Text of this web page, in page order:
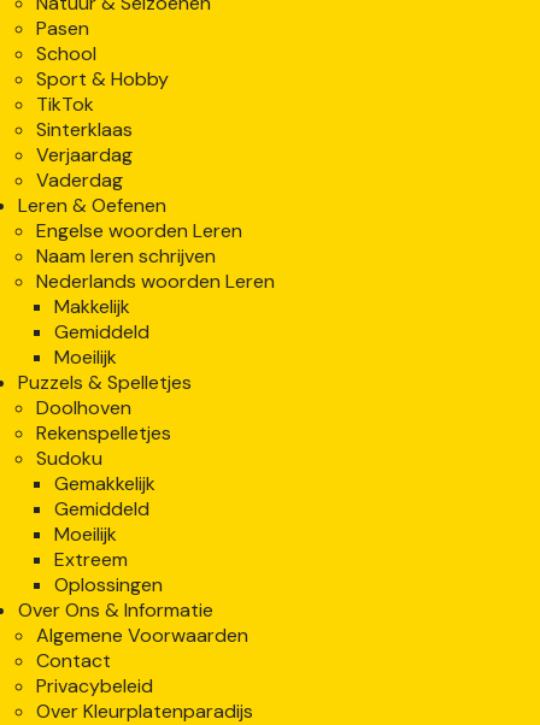
Pasen
School
Sport & Hobby
TikTok
Sinterklaas
Verjaardag
Vaderdag
Leren & Oefenen
Engelse woorden Leren
Naam leren schrijven
Nederlands woorden Leren
Makkelijk
Gemiddeld
Moeilijk
Puzzels & Spelletjes
Doolhoven
Rekenspelletjes
Sudoku
Gemakkelijk
Gemiddeld
Moeilijk
Extreem
Oplossingen
Over Ons & Informatie
Algemene Voorwaarden
Contact
Privacybeleid
Over Kleurplatenparadijs